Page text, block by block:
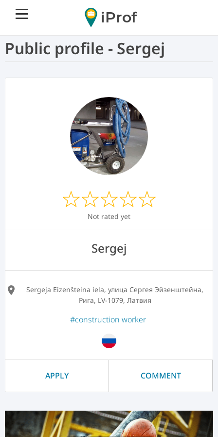
iProf
Public profile - Sergej
Not rated yet
Sergej
location_on
Sergeja Eizenšteina iela, улица Сергея Эйзенштейна,
Рига, LV-1079, Латвия
#construction worker
APPLY COMMENT